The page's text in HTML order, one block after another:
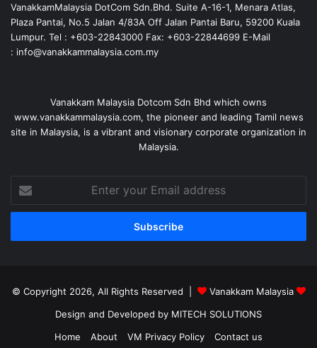
VanakkamMalaysia DotCom Sdn.Bhd. Suite A-16-1, Menara Atlas,
Plaza Pantai, No.5 Jalan 4/83A Off Jalan Pantai Baru, 59200 Kuala
Lumpur. Tel : +603-22843000 Fax: +603-22844699 E-Mail
: info@vanakkammalaysia.com.my
Vanakkam Malaysia Dotcom Sdn Bhd which owns
www.vanakkammalaysia.com, the pioneer and leading Tamil news
site in Malaysia, is a vibrant and visionary corporate organization in
Malaysia.
your
Email
© Copyright 2026, All Rights Reserved |
Vanakkam Malaysia
Design and Developed by MITECH SOLUTIONS
Home
About VM Privacy Policy Contact us